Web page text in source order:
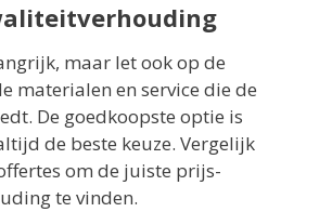
maar let ook op de
materialen en service die de
De goedkoopste optie is
de beste keuze. Vergelijk
om de juiste prijs-
te vinden.